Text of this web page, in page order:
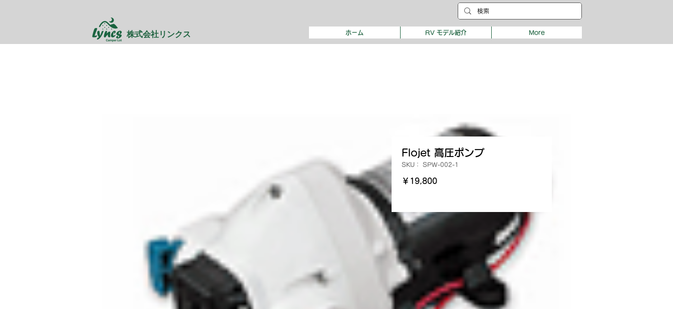
株式会社リンクス ホーム RV モデル紹介 More
Flojet 高圧ポンプ
SKU： SPW-002-1
￥19,800価